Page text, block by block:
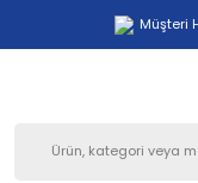
Müşteri